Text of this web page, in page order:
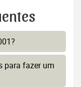
para fazer um